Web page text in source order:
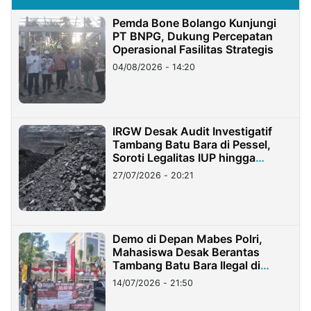
Pemda Bone Bolango Kunjungi
PT BNPG, Dukung Percepatan
Operasional Fasilitas Strategis
04/08/2026 - 14:20
IRGW Desak Audit Investigatif
Tambang Batu Bara di Pessel,
Soroti Legalitas IUP hingga
Stockpile
27/07/2026 - 20:21
Demo di Depan Mabes Polri,
Mahasiswa Desak Berantas
Tambang Batu Bara Ilegal di
Lampung
14/07/2026 - 21:50